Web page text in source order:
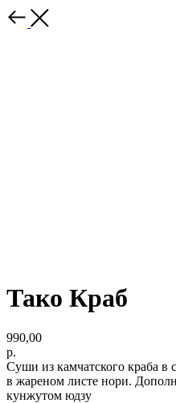
Тако Краб
990,00
р.
Суши из камчатского краба в
в жареном листе нори.
кунжутом юдзу